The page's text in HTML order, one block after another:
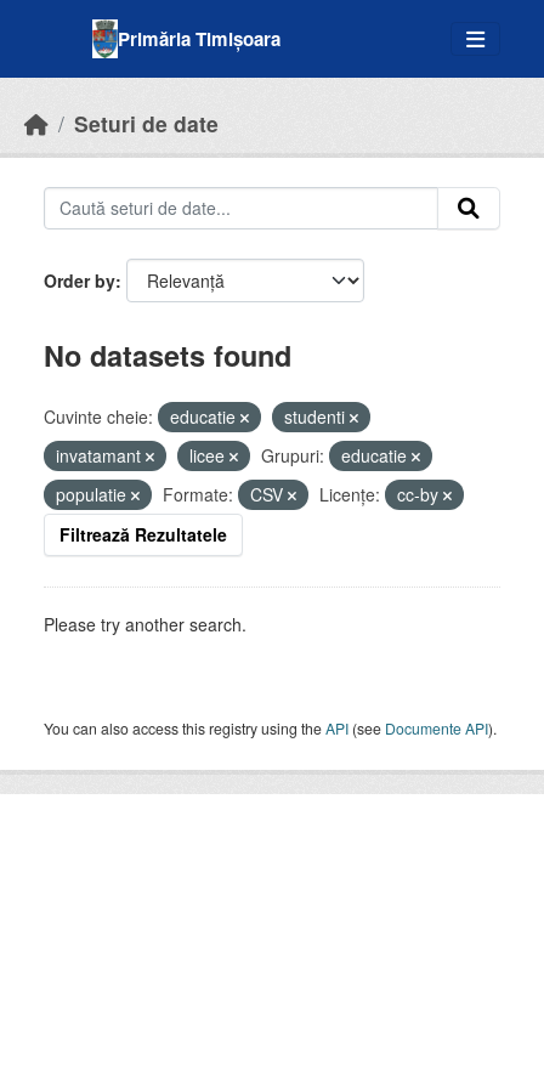
Primăria Timișoara
Seturi de date
Order by
No datasets found
Cuvinte cheie: educatie
studenti
invatamant
licee Grupuri:
educatie
populatie
Formate: CSV Licenţe:
cc-by
Filtrează Rezultatele
Please try another search.
You can also access this registry using theAPI (see Documente API).